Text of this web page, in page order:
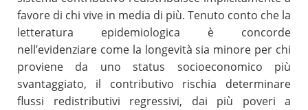
favore di chi vive in media di più. Tenuto conto che la
letteratura epidemiologica è concorde
nell’evidenziare come la longevità sia minore per chi
proviene da uno status socioeconomico più
svantaggiato, il contributivo rischia determinare
flussi redistributivi regressivi, dai più poveri a